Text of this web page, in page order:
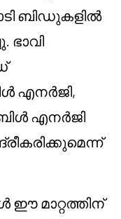
ബിഡുകളിൽ
ഭാവി
എനർജി,
എനർജി
ഈ മാറ്റത്തിന്